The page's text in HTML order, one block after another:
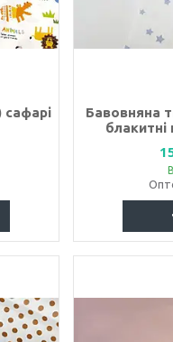
сафарі
Бавовняна
блакитні